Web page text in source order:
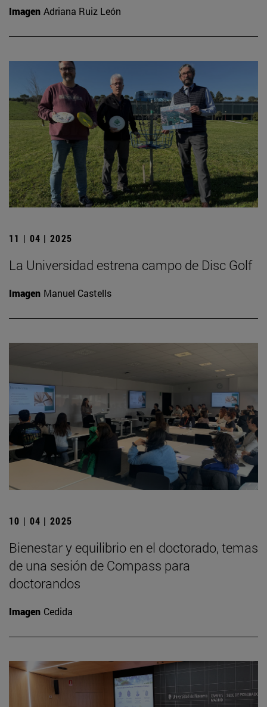
Imagen Adriana Ruiz León
11 | 04 | 2025
La Universidad estrena campo de Disc Golf
Imagen Manuel Castells
10 | 04 | 2025
Bienestar y equilibrio en el doctorado, temas
de una sesión de Compass para
doctorandos
Imagen Cedida